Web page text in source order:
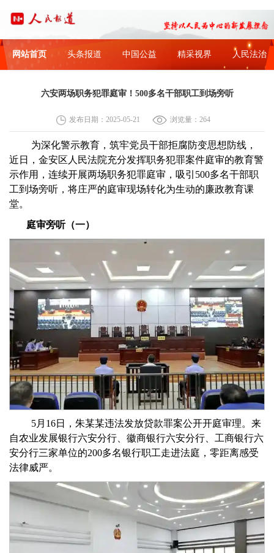
网站首页 头条报道 中国公益 精采视界 人民法治
六安两场职务犯罪庭审！500多名干部职工到场旁听
发布日期：2025-05-21 浏览量：264
为深化警示教育，筑牢党员干部拒腐防变思想防线，
近日，金安区人民法院充分发挥职务犯罪案件庭审的教育警
示作用，连续开展两场职务犯罪庭审，吸引500多名干部职
工到场旁听，将庄严的庭审现场转化为生动的廉政教育课
堂。
庭审旁听（一）
5月16日，朱某某违法发放贷款罪案公开开庭审理。来
自农业发展银行六安分行、徽商银行六安分行、工商银行六
安分行三家单位的200多名银行职工走进法庭，零距离感受
法律威严。